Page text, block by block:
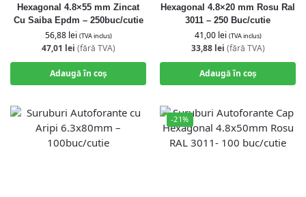
Hexagonal 4.8×55 mm Zincat
Cu Saiba Epdm – 250buc/cutie
56,88 lei (TVA inclus)
47,01 lei (fără TVA)
Adaugă în coș
Hexagonal 4.8×20 mm Rosu Ral
3011 – 250 Buc/cutie
41,00 lei (TVA inclus)
33,88 lei (fără TVA)
Adaugă în coș
-21%